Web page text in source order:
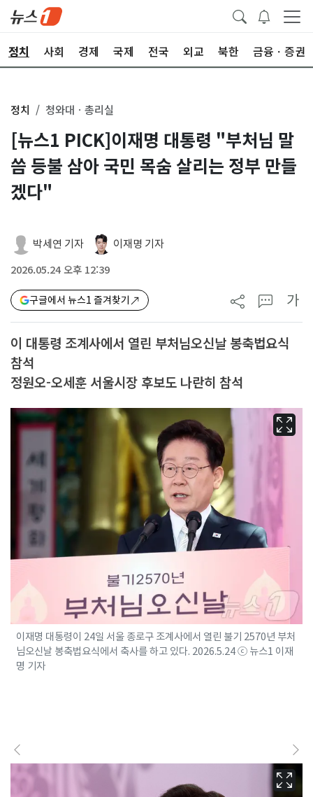
정치 사회 경제 국제 전국 외교 북한 금융ㆍ증권
정치 청와대ㆍ총리실
[뉴스1 PICK]이재명 대통령 "부처님 말
씀 등불 삼아 국민 목숨 살리는 정부 만들
겠다"
박세연 기자 이재명 기자
2026.05.24 오후 12:39
구글에서 뉴스1 즐겨찾기 가
이 대통령 조계사에서 열린 부처님오신날 봉축법요식
참석
정원오-오세훈 서울시장 후보도 나란히 참석
이재명 대통령이 24일 서울 종로구 조계사에서 열린 불기 2570년 부처
님오신날 봉축법요식에서 축사를 하고 있다. 2026.5.24 ⓒ 뉴스1 이재
명 기자